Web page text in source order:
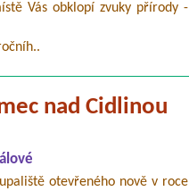
Vás obklopí zvuky přírody -
nad Cidlinou
otevřeného nově v roce